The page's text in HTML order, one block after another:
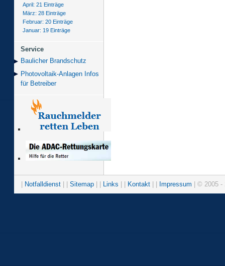
April: 21 Einträge
März: 28 Einträge
Februar: 20 Einträge
Januar: 19 Einträge
Service
Baulicher Brand­schutz
Photovoltaik-Anlagen Infos
für Betreiber
Notfalldienst Sitemap Links Kontakt Impressum | © 2005 -